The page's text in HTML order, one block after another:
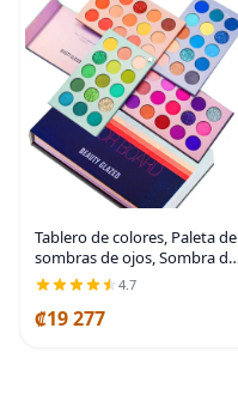
Tablero de colores, Paleta de
sombras de ojos, Sombra de
ojos, Paleta de maquillaje de
Maquillaje de ojos, Sombra
4.7
₡19 277